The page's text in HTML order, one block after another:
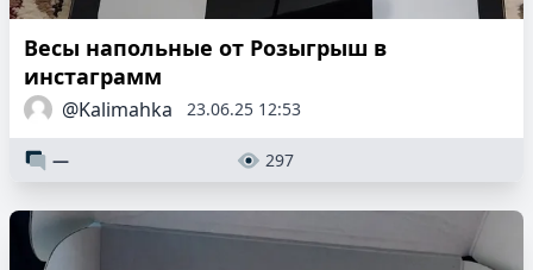
Весы напольные от Розыгрыш в
инстаграмм
@Kalimahka 23.06.25 12:53
— 297